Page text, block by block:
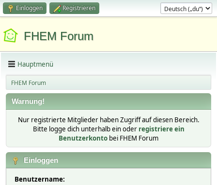
Einloggen Registrieren
FHEM Forum
Hauptmenü
FHEM Forum
Warnung!
Nur registrierte Mitglieder haben Zugriff auf diesen Bereich.
Bitte logge dich unterhalb ein oder registriere ein
Benutzerkonto bei FHEM Forum
Einloggen
Benutzername: